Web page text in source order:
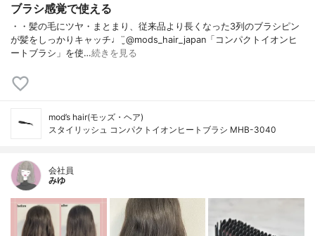
ブラシ感覚で使える
・・髪の毛にツヤ・まとまり、従来品より長くなった3列のブラシピン
が髪をしっかりキャッチ♩¨̮@mods_hair_japan「コンパクトイオンヒ
ートブラシ」を使…続きを見る
mod’s hair(モッズ・ヘア)
スタイリッシュ コンパクトイオンヒートブラシ MHB-3040
会社員
みゆ